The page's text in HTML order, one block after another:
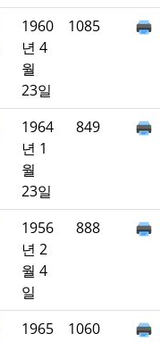
1960
년 4
월
23일
1085
1964
년 1
월
23일
849
1956
년 2
월 4
일
888
1965
1060